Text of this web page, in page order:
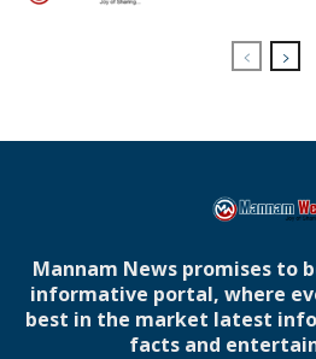
Mannam News promises to
informative portal, where
best in the market latest
facts and